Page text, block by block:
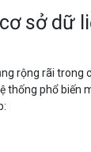
sở dữ
rộng rãi trong
thống phổ biến